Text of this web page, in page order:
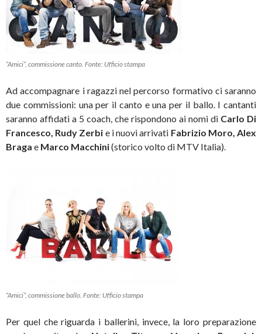
“Amici”, commissione canto. Fonte: Ufficio stampa
Ad accompagnare i ragazzi nel percorso formativo ci saranno
due commissioni: una per il canto e una per il ballo. I cantanti
saranno affidati a 5 coach, che rispondono ai nomi di Carlo Di
Francesco, Rudy Zerbi e i nuovi arrivati Fabrizio Moro, Alex
Braga e Marco Macchini(storico volto di MTV Italia).
“Amici”, commissione ballo. Fonte: Ufficio stampa
Per quel che riguarda i ballerini, invece, la loro preparazione